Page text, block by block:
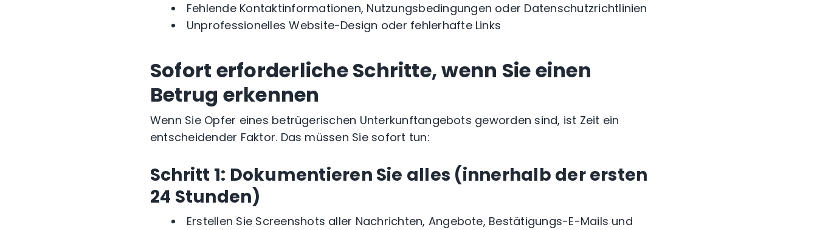
Fehlende Kontaktinformationen, Nutzungsbedingungen oder Datenschutzrichtlinien
Unprofessionelles Website-Design oder fehlerhafte Links
Sofort erforderliche Schritte, wenn Sie einen
Betrug erkennen
Wenn Sie Opfer eines betrügerischen Unterkunftangebots geworden sind, ist Zeit ein
entscheidender Faktor. Das müssen Sie sofort tun:
Schritt 1: Dokumentieren Sie alles (innerhalb der ersten
24 Stunden)
Erstellen Sie Screenshots aller Nachrichten, Angebote, Bestätigungs-E-Mails und